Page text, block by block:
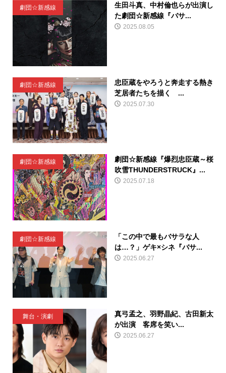
劇団☆新感線
生田斗真、中村倫也らが出演し
た劇団☆新感線『バサ...
2025.08.05
劇団☆新感線
忠臣蔵をやろうと奔走する熱き
芝居者たちを描く ...
2025.07.30
劇団☆新感線
劇団☆新感線『爆烈忠臣蔵～桜
吹雪THUNDERSTRUCK』...
2025.07.18
劇団☆新感線
「この中で最もバサラな人
は…？」ゲキ×シネ『バサ...
2025.06.27
舞台・演劇
真弓孟之、羽野晶紀、古田新太
が出演 客席を笑い...
2025.06.27